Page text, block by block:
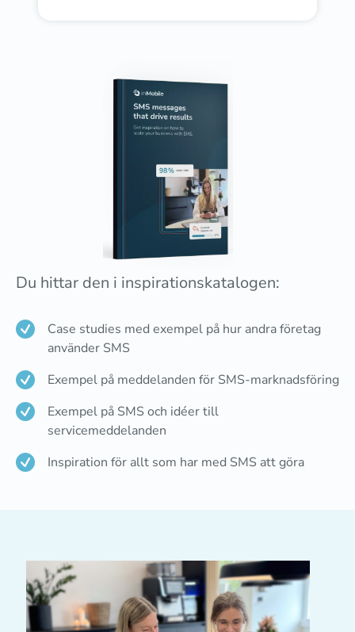
Du hittar den i inspirationskatalogen:
Case studies med exempel på hur andra företag
använder SMS
Exempel på meddelanden för SMS-marknadsföring
Exempel på SMS och idéer till
servicemeddelanden
Inspiration för allt som har med SMS att göra